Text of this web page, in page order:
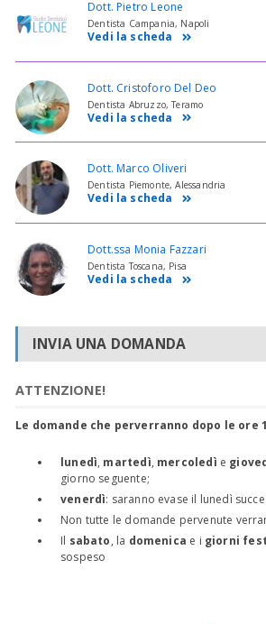
Dott. Pietro Leone
Dentista Campania, Napoli
Vedi la scheda
Dott. Cristoforo Del Deo
Dentista Abruzzo, Teramo
Vedi la scheda
Dott. Marco Oliveri
Dentista Piemonte, Alessandria
Vedi la scheda
Dott.ssa Monia Fazzari
Dentista Toscana, Pisa
Vedi la scheda
INVIA UNA DOMANDA
ATTENZIONE!
Le domande che perverranno dopo le ore
lunedì, martedì, mercoledì e
giorno seguente;
venerdì: saranno evase il lunedì
Non tutte le domande pervenute
Il sabato, la domenica e i giorni
sospeso